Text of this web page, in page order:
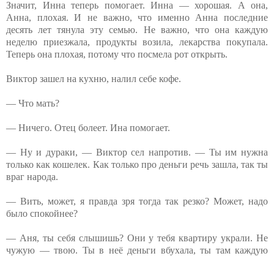
Значит, Инна теперь помогает. Инна — хорошая. А она,
Анна, плохая. И не важно, что именно Анна последние
десять лет тянула эту семью. Не важно, что она каждую
неделю приезжала, продукты возила, лекарства покупала.
Теперь она плохая, потому что посмела рот открыть.
Виктор зашел на кухню, налил себе кофе.
— Что мать?
— Ничего. Отец болеет. Ина помогает.
— Ну и дураки, — Виктор сел напротив. — Ты им нужна
только как кошелек. Как только про деньги речь зашла, так ты
враг народа.
— Вить, может, я правда зря тогда так резко? Может, надо
было спокойнее?
— Аня, ты себя слышишь? Они у тебя квартиру украли. Не
чужую — твою. Ты в неё деньги вбухала, ты там каждую